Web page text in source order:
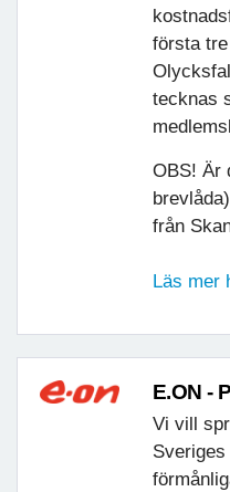
första
tecknas
OBS! Är
från
Läs mer
E.ON -
Vi vill